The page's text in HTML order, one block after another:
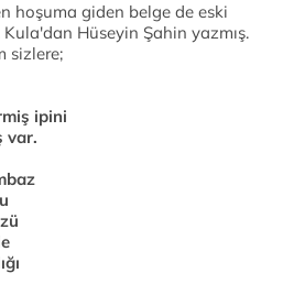
hoşuma giden belge de eski
Hüseyin Şahin yazmış.
sizlere;
ipini
var.